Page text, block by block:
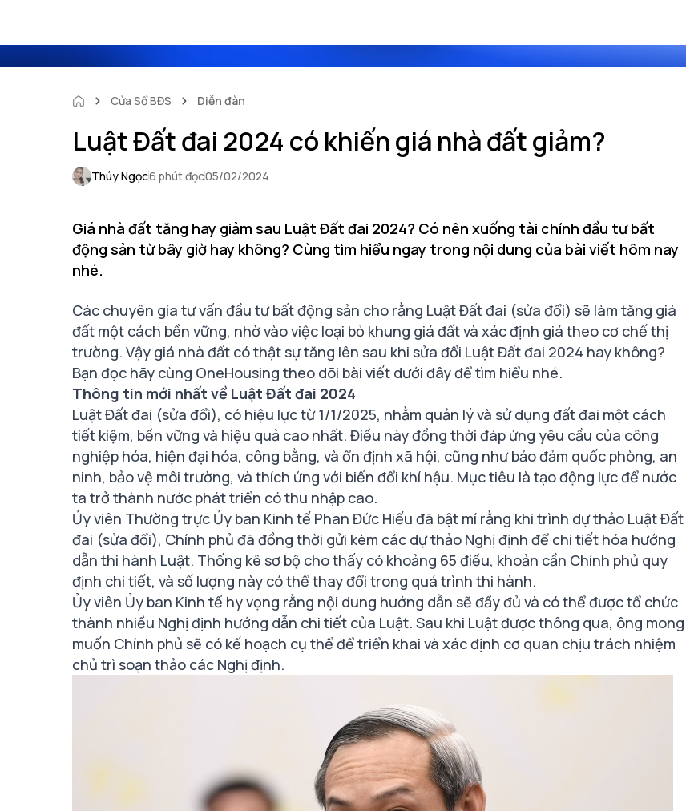
Cửa Sổ BĐS Diễn đàn
Luật Đất đai 2024 có khiến giá nhà đất giảm?
Thúy Ngọc6 phút đọc05/02/2024
Giá nhà đất tăng hay giảm sau Luật Đất đai 2024? Có nên xuống tài chính đầu tư bất
động sản từ bây giờ hay không? Cùng tìm hiểu ngay trong nội dung của bài viết hôm nay
nhé.
Các chuyên gia tư vấn đầu tư bất động sản cho rằng Luật Đất đai (sửa đổi) sẽ làm tăng giá
đất một cách bền vững, nhờ vào việc loại bỏ khung giá đất và xác định giá theo cơ chế thị
trường. Vậy giá nhà đất có thật sự tăng lên sau khi sửa đổi Luật Đất đai 2024 hay không?
Bạn đọc hãy cùng OneHousing theo dõi bài viết dưới đây để tìm hiểu nhé.
Thông tin mới nhất về Luật Đất đai 2024
Luật Đất đai (sửa đổi), có hiệu lực từ 1/1/2025, nhằm quản lý và sử dụng đất đai một cách
tiết kiệm, bền vững và hiệu quả cao nhất. Điều này đồng thời đáp ứng yêu cầu của công
nghiệp hóa, hiện đại hóa, công bằng, và ổn định xã hội, cũng như bảo đảm quốc phòng, an
ninh, bảo vệ môi trường, và thích ứng với biến đổi khí hậu. Mục tiêu là tạo động lực để nước
ta trở thành nước phát triển có thu nhập cao.
Ủy viên Thường trực Ủy ban Kinh tế Phan Đức Hiếu đã bật mí rằng khi trình dự thảo Luật Đất
đai (sửa đổi), Chính phủ đã đồng thời gửi kèm các dự thảo Nghị định để chi tiết hóa hướng
dẫn thi hành Luật. Thống kê sơ bộ cho thấy có khoảng 65 điều, khoản cần Chính phủ quy
định chi tiết, và số lượng này có thể thay đổi trong quá trình thi hành.
Ủy viên Ủy ban Kinh tế hy vọng rằng nội dung hướng dẫn sẽ đầy đủ và có thể được tổ chức
thành nhiều Nghị định hướng dẫn chi tiết của Luật. Sau khi Luật được thông qua, ông mong
muốn Chính phủ sẽ có kế hoạch cụ thể để triển khai và xác định cơ quan chịu trách nhiệm
chủ trì soạn thảo các Nghị định.